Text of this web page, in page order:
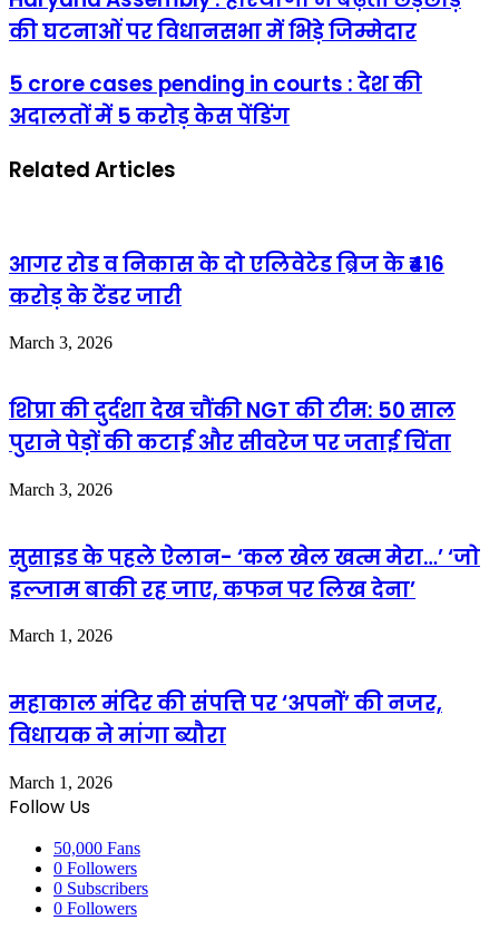
की घटनाओं पर विधानसभा में भिड़े जिम्मेदार
5 crore cases pending in courts : देश की
अदालतों में 5 करोड़ केस पेंडिंग
Related Articles
आगर रोड व निकास के दो एलिवेटेड ब्रिज के ₹416
करोड़ के टेंडर जारी
March 3, 2026
शिप्रा की दुर्दशा देख चौंकी NGT की टीम: 50 साल
पुराने पेड़ों की कटाई और सीवरेज पर जताई चिंता
March 3, 2026
सुसाइड के पहले ऐलान- ‘कल खेल खत्म मेरा…’ ‘जो
इल्जाम बाकी रह जाए, कफन पर लिख देना’
March 1, 2026
महाकाल मंदिर की संपत्ति पर ‘अपनों’ की नजर,
विधायक ने मांगा ब्यौरा
March 1, 2026
Follow Us
50,000 Fans
0 Followers
0 Subscribers
0 Followers